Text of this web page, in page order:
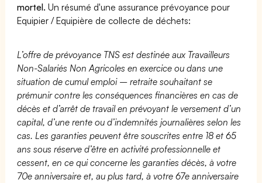
mortel. Un résumé d'une assurance prévoyance pour
Equipier / Equipière de collecte de déchets:
L’offre de prévoyance TNS est destinée aux Travailleurs
Non-Salariés Non Agricoles en exercice ou dans une
situation de cumul emploi – retraite souhaitant se
prémunir contre les conséquences financières en cas de
décès et d’arrêt de travail en prévoyant le versement d’un
capital, d’une rente ou d’indemnités journalières selon les
cas. Les garanties peuvent être souscrites entre 18 et 65
ans sous réserve d’être en activité professionnelle et
cessent, en ce qui concerne les garanties décès, à votre
70e anniversaire et, au plus tard, à votre 67e anniversaire